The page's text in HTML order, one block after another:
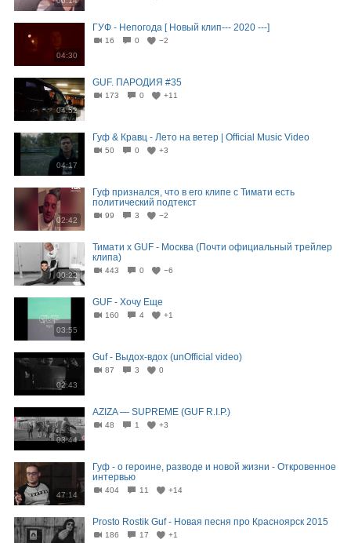
04:30
ГУФ - Непогода [ Новый клип--- 2020 ---]
16 0 −2
04:52
GUF. ПАРОДИЯ #35
173 0 +11
04:17
Гуф & Кравц - Лето на ветер | Official Music Video
50 0 +3
02:42
Гуф признался, что в его клипе с Тимати есть
политический подтекст
99 3 −2
00:22
Тимати x GUF - Москва (Почти официальный трейлер
клипа)
443 0 −6
03:55
GUF - Хочу Еще
160 4 +1
02:43
Guf - Выдох-вдох (unOfficial video)
87 3 0
03:44
AZIZA — SUPREME (GUF R.I.P.)
48 1 +3
47:14
Гуф - о героине, разводе и новой жизни - Откровенное
интервью
404 11 +14
Prosto Rostik Guf - Новая песня про Красноярск 2015
186 17 +1